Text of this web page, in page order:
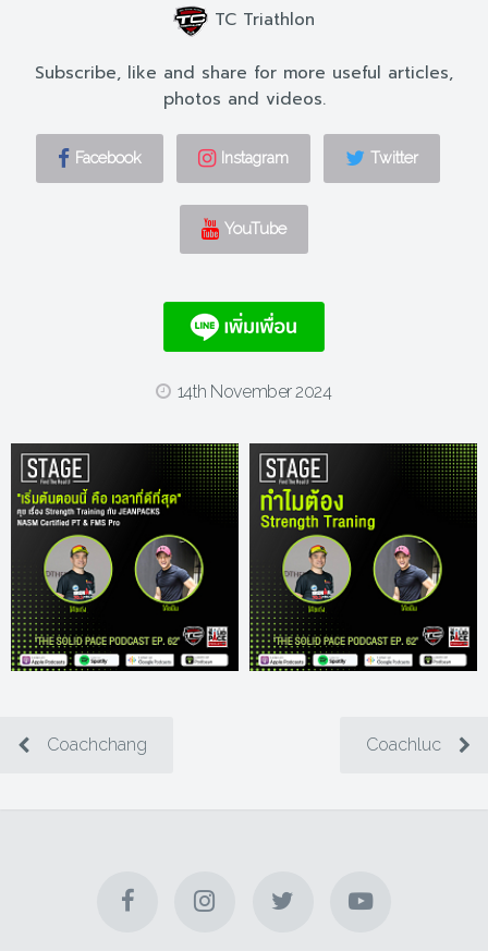
TC Triathlon
Subscribe, like and share for more useful articles,
photos and videos.
Facebook Instagram Twitter
YouTube
14th November 2024
Coachchang Coachluc